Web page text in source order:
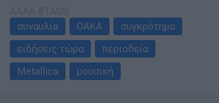
συναυλία
ΟΑΚΑ
συγκρότημα
ειδήσεις τώρα
περιοδεία
Metallica
μουσική